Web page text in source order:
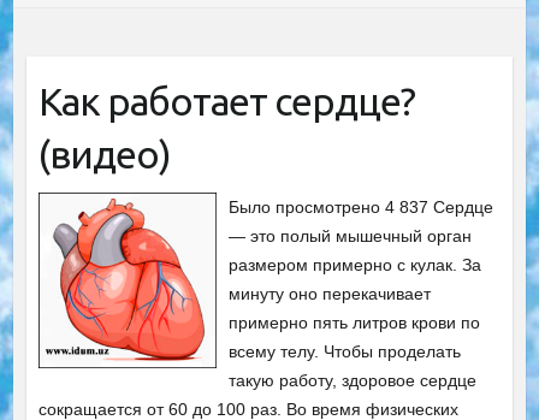
Как работает сердце?
(видео)
Было просмотрено 4 837 Сердце
— это полый мышечный орган
размером примерно с кулак. За
минуту оно перекачивает
примерно пять литров крови по
всему телу. Чтобы проделать
такую работу, здоровое сердце
сокращается от 60 до 100 раз. Во время физических